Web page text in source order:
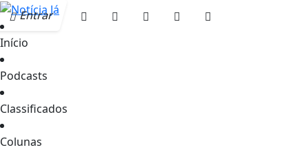
Entrar
Início
Podcasts
Classificados
Colunas